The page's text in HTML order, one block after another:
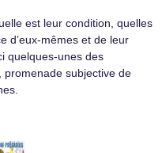
est leur condition, quelles
d’eux-mêmes et de leur
quelques-unes des
promenade subjective de